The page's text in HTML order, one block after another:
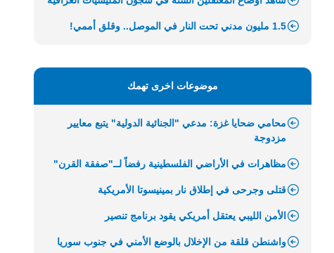
1.5 مليون مدني تحت النار في الموصل.. وقلق أممي!
موضوعات اخرى تهمك
محامي ضحايا غزة: مدعي "الجنائية الدولية" يتبع معايير
مزدوجة
مظاهرات في الأراضي الفلسطينية رفضاً لــ"صفقة القرن"
قتلى وجرحى في إطلاق نار بمينيسوتا الأمريكية
الأمن الليبي يعتقل أمريكي يقود برنامج تنصير
واشنطن قلقة من الإخلال بالوضع الأمني في جنوب سوريا